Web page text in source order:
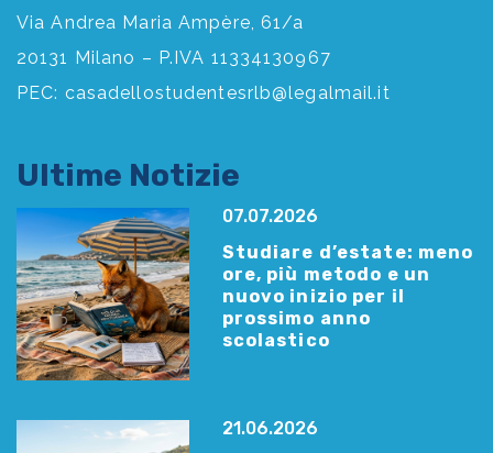
Via Andrea Maria Ampère, 61/a
20131 Milano – P.IVA 11334130967
PEC: casadellostudentesrlb@legalmail.it
Ultime Notizie
07.07.2026
Studiare d’estate: meno
ore, più metodo e un
nuovo inizio per il
prossimo anno
scolastico
21.06.2026